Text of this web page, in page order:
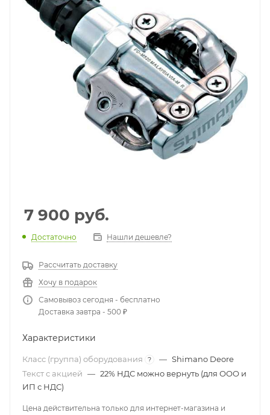
7 900 руб.
Достаточно Нашли дешевле?
Рассчитать доставку
Хочу в подарок
Самовывоз сегодня - бесплатно
Доставка завтра - 500 ₽
Характеристики
Класс (группа) оборудования ? — Shimano Deore
Текст с акцией — 22% НДС можно вернуть (для ООО и
ИП с НДС)
Цена действительна только для интернет-магазина и